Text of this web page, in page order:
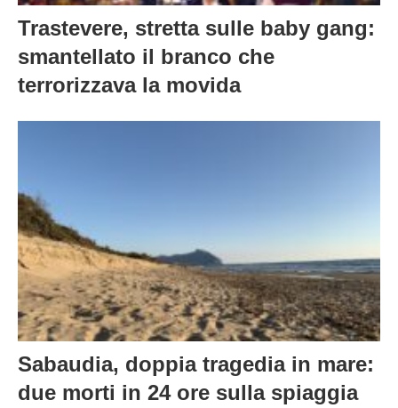
Trastevere, stretta sulle baby gang:
smantellato il branco che
terrorizzava la movida
Sabaudia, doppia tragedia in mare:
due morti in 24 ore sulla spiaggia